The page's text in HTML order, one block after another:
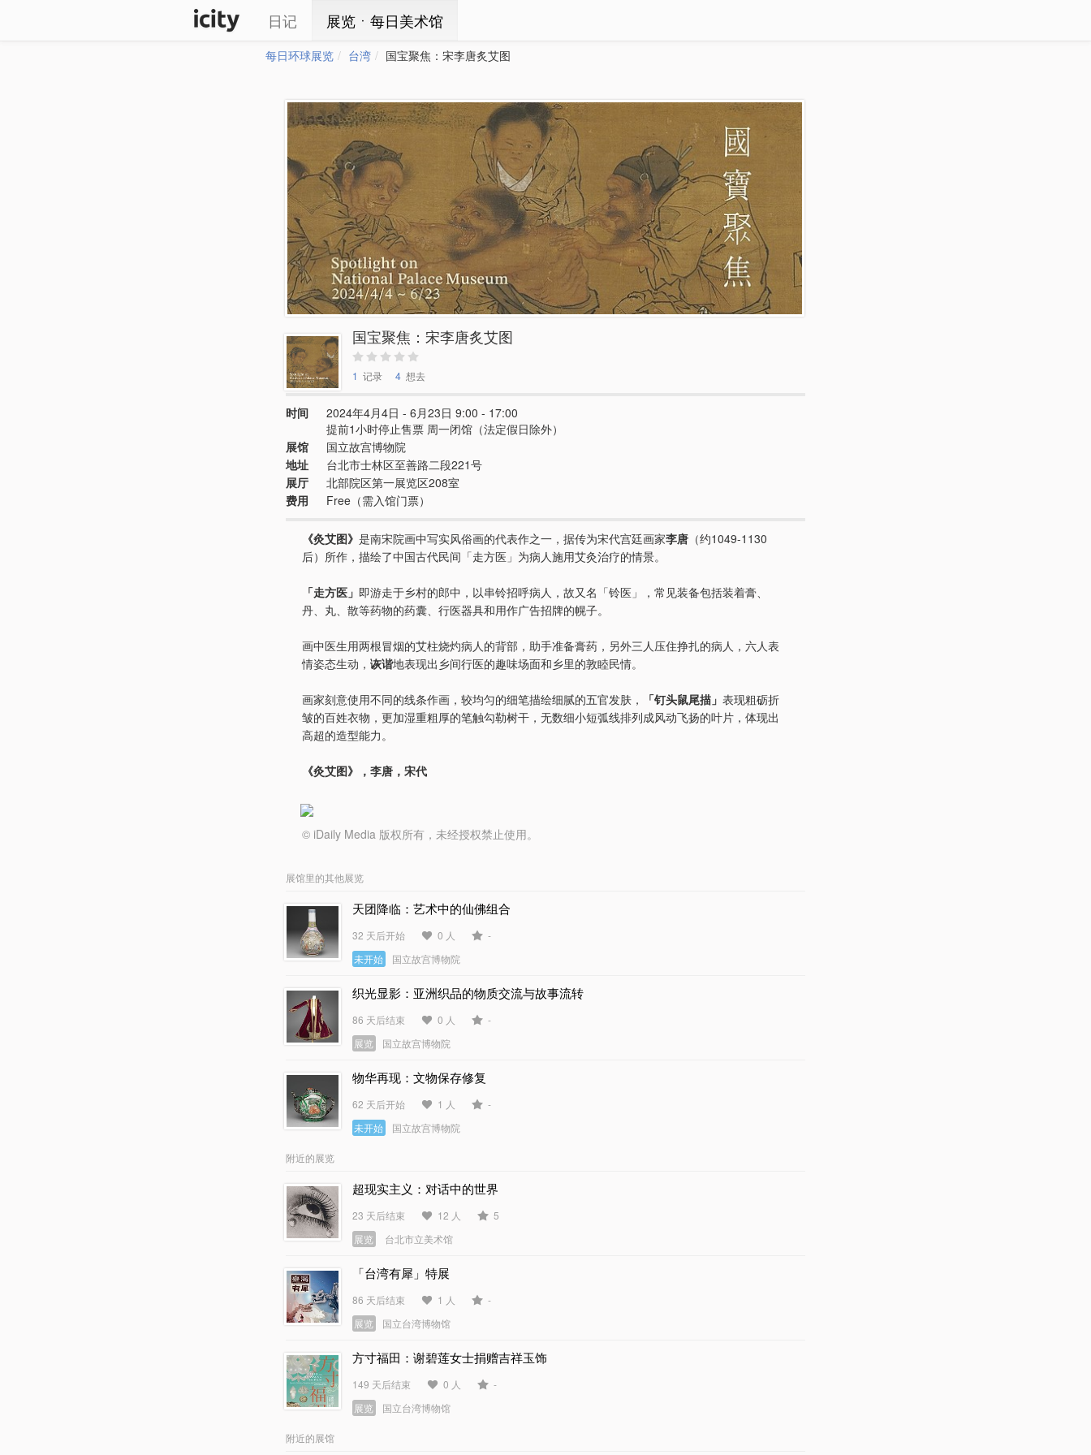
日记 展览ㆍ每日美术馆
每日环球展览 台湾 国宝聚焦：宋李唐炙艾图
国宝聚焦：宋李唐炙艾图
1 记录 4 想去
时间
2024年4月4日 - 6月23日 9:00 - 17:00
提前1小时停止售票 周一闭馆（法定假日除外）
展馆
国立故宫博物院
地址
台北市士林区至善路二段221号
展厅
北部院区第一展览区208室
费用
Free（需入馆门票）
《灸艾图》 是南宋院画中写实风俗画的代表作之一，据传为宋代宫廷画家李唐 （约1049-1130
后）所作，描绘了中国古代民间「走方医」为病人施用艾灸治疗的情景。
「走方医」 即游走于乡村的郎中，以串铃招呼病人，故又名「铃医」，常见装备包括装着膏、
丹、丸、散等药物的药囊、行医器具和用作广告招牌的幌子。
画中医生用两根冒烟的艾柱烧灼病人的背部，助手准备膏药，另外三人压住挣扎的病人，六人表
情姿态生动， 诙谐地表现出乡间行医的趣味场面和乡里的敦睦民情。
画家刻意使用不同的线条作画，较均匀的细笔描绘细腻的五官发肤， 「钉头鼠尾描」 表现粗砺折
皱的百姓衣物，更加湿重粗厚的笔触勾勒树干，无数细小短弧线排列成风动飞扬的叶片，体现出
高超的造型能力。
《灸艾图》，李唐，宋代
© iDaily Media 版权所有，未经授权禁止使用。
展馆里的其他展览
天团降临：艺术中的仙佛组合
32 天后开始 0 人
-
未开始
国立故宫博物院
织光显影：亚洲织品的物质交流与故事流转
86 天后结束 0 人
-
展览
国立故宫博物院
物华再现：文物保存修复
62 天后开始 1 人
-
未开始
国立故宫博物院
附近的展览
超现实主义：对话中的世界
23 天后结束 12 人
5
展览
台北市立美术馆
「台湾有犀」特展
86 天后结束 1 人
-
展览
国立台湾博物馆
方寸福田：谢碧莲女士捐赠吉祥玉饰
149 天后结束 0 人
-
展览
国立台湾博物馆
附近的展馆